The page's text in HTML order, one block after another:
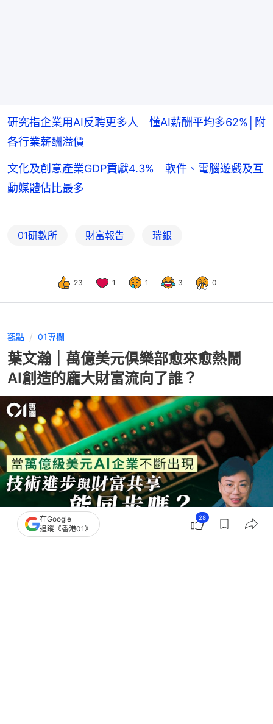
研究指企業用AI反聘更多人 懂AI薪酬平均多62%│附
各行業薪酬溢價
文化及創意產業GDP貢獻4.3% 軟件、電腦遊戲及互
動媒體佔比最多
01研數所 財富報告 瑞銀
23 1 1 3 0
觀點 01專欄
葉文瀚｜萬億美元俱樂部愈來愈熱鬧
AI創造的龐大財富流向了誰？
在Google
追蹤《香港01》
28